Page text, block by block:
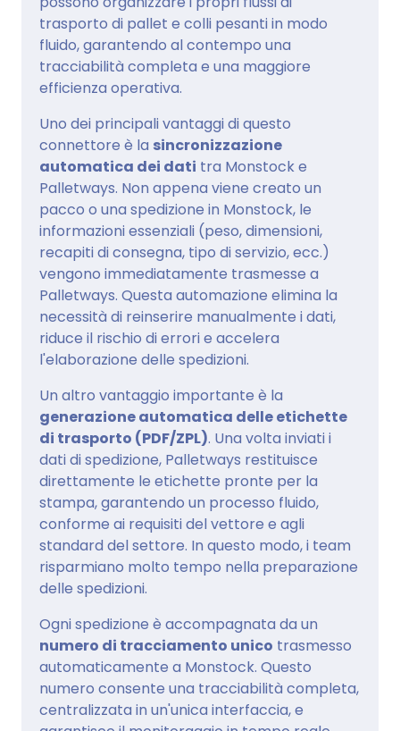
trasporto di pallet e colli pesanti in modo
fluido, garantendo al contempo una
tracciabilità completa e una maggiore
efficienza operativa.
Uno dei principali vantaggi di questo
connettore è la sincronizzazione
automatica dei dati tra Monstock e
Palletways. Non appena viene creato un
pacco o una spedizione in Monstock, le
informazioni essenziali (peso, dimensioni,
recapiti di consegna, tipo di servizio, ecc.)
vengono immediatamente trasmesse a
Palletways. Questa automazione elimina la
necessità di reinserire manualmente i dati,
riduce il rischio di errori e accelera
l'elaborazione delle spedizioni.
Un altro vantaggio importante è la
generazione automatica delle etichette
di trasporto (PDF/ZPL). Una volta inviati i
dati di spedizione, Palletways restituisce
direttamente le etichette pronte per la
stampa, garantendo un processo fluido,
conforme ai requisiti del vettore e agli
standard del settore. In questo modo, i team
risparmiano molto tempo nella preparazione
delle spedizioni.
Ogni spedizione è accompagnata da un
numero di tracciamento unico trasmesso
automaticamente a Monstock. Questo
numero consente una tracciabilità completa,
centralizzata in un'unica interfaccia, e